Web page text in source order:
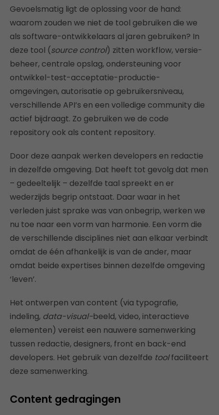
Gevoelsmatig ligt de oplossing voor de hand:
waarom zouden we niet de tool gebruiken die we
als software-ontwikkelaars al jaren gebruiken? In
deze tool (source control) zitten workflow, versie-
beheer, centrale opslag, ondersteuning voor
ontwikkel-test-acceptatie-productie-
omgevingen, autorisatie op gebruikersniveau,
verschillende API’s en een volledige community die
actief bijdraagt. Zo gebruiken we de code
repository ook als content repository.
Door deze aanpak werken developers en redactie
in dezelfde omgeving. Dat heeft tot gevolg dat men
– gedeeltelijk – dezelfde taal spreekt en er
wederzijds begrip ontstaat. Daar waar in het
verleden juist sprake was van onbegrip, werken we
nu toe naar een vorm van harmonie. Een vorm die
de verschillende disciplines niet aan elkaar verbindt
omdat de één afhankelijk is van de ander, maar
omdat beide expertises binnen dezelfde omgeving
‘leven’.
Het ontwerpen van content (via typografie,
indeling, data-visual-beeld, video, interactieve
elementen) vereist een nauwere samenwerking
tussen redactie, designers, front en back-end
developers. Het gebruik van dezelfde toolfaciliteert
deze samenwerking.
Content gedragingen